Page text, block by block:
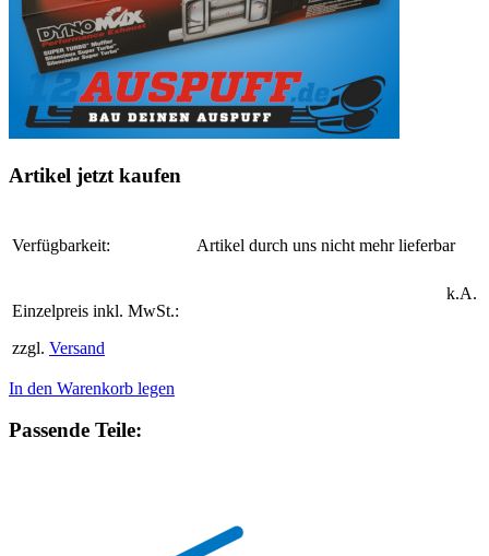
Artikel jetzt kaufen
Verfügbarkeit: Artikel durch uns nicht mehr lieferbar
Einzelpreis inkl. MwSt.:
zzgl. Versand
k.A.
In den Warenkorb legen
Passende Teile: